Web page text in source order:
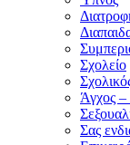
Σχολείο
Άγχος
Σας